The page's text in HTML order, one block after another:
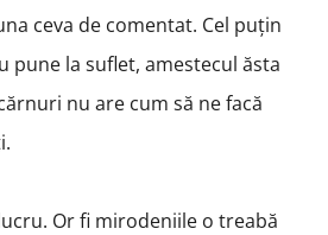
ceva de comentat. Cel puțin
pune la suflet, amestecul ăsta
nu are cum să ne facă
Or fi mirodeniile o treabă